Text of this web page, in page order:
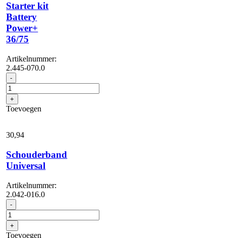
Starter kit
Battery
Power+
36/75
Artikelnummer:
2.445-070.0
- Starter
kit
Battery
Power+
36/75
+
Toevoegen
30,94
Schouderband
Universal
Artikelnummer:
2.042-016.0
- Schouderband
Universal
aantal
+
Toevoegen